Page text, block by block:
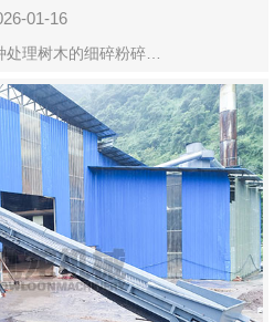
01-16
理树木的细碎粉碎…